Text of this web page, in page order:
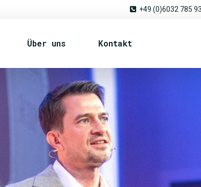
+49 (0)6032 785
Über uns Kontakt